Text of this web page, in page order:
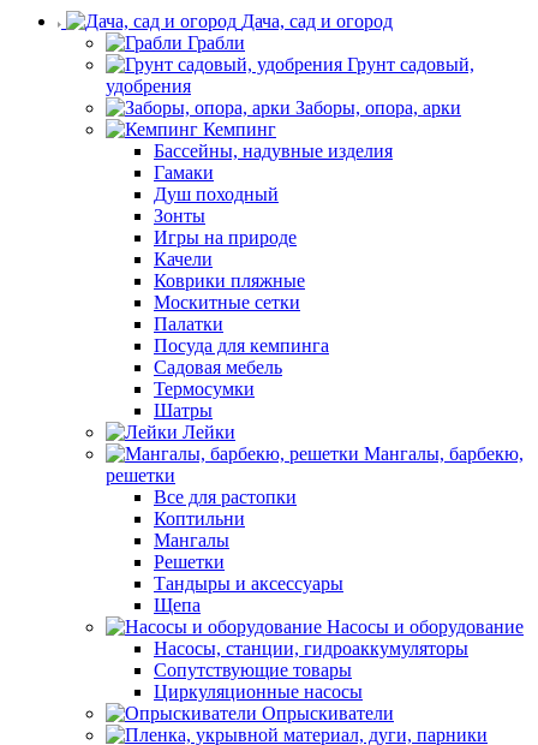
Дача, сад и огород
Грабли
Грунт садовый,
удобрения
Заборы, опора, арки
Кемпинг
Бассейны, надувные изделия
Гамаки
Душ походный
Зонты
Игры на природе
Качели
Коврики пляжные
Москитные сетки
Палатки
Посуда для кемпинга
Садовая мебель
Термосумки
Шатры
Лейки
Мангалы, барбекю,
решетки
Все для растопки
Коптильни
Мангалы
Решетки
Тандыры и аксессуары
Щепа
Насосы и оборудование
Насосы, станции, гидроаккумуляторы
Сопутствующие товары
Циркуляционные насосы
Опрыскиватели